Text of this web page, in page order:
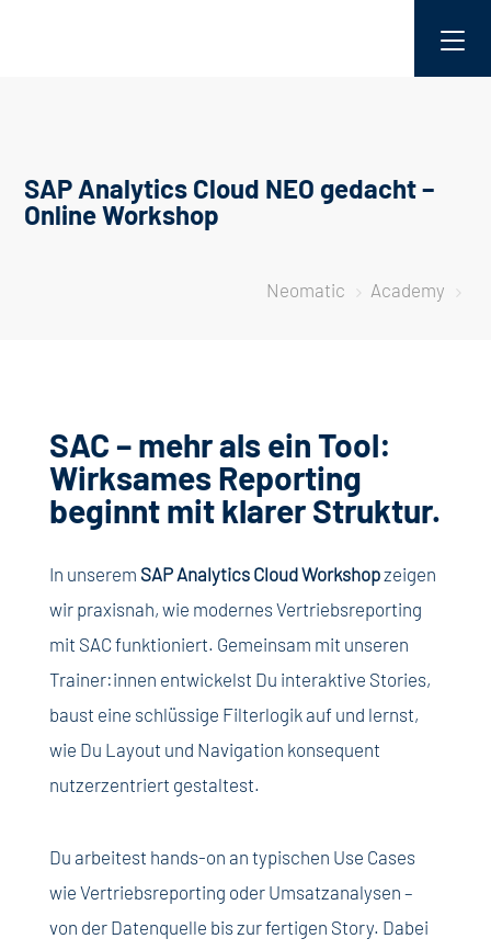
SAP Analytics Cloud NEO gedacht –
Online Workshop
Neomatic 5 Academy 5
SAC – mehr als ein Tool:
Wirksames Reporting
beginnt mit klarer Struktur.
In unserem SAP Analytics Cloud Workshopzeigen
wir praxisnah, wie modernes Vertriebsreporting
mit SAC funktioniert. Gemeinsam mit unseren
Trainer:innen entwickelst Du interaktive Stories,
baust eine schlüssige Filterlogik auf und lernst,
wie Du Layout und Navigation konsequent
nutzerzentriert gestaltest.
Du arbeitest hands-on an typischen Use Cases
wie Vertriebsreporting oder Umsatzanalysen –
von der Datenquelle bis zur fertigen Story. Dabei